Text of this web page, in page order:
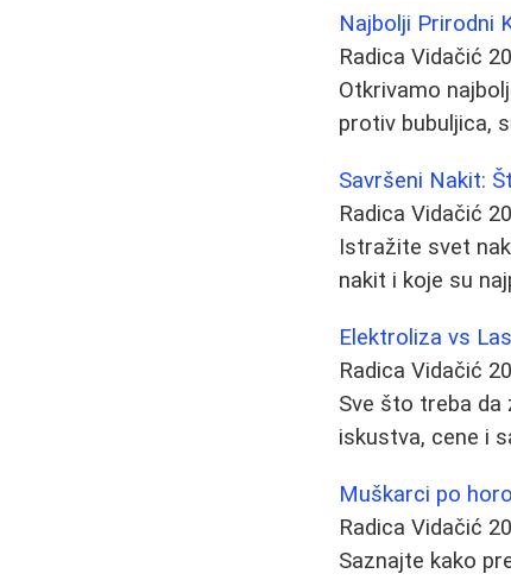
Najbolji Prirodni
Radica Vidačić
Otkrivamo
protiv bubuljica,
Savršeni Nakit:
Radica Vidačić
Istražite svet
nakit i koje su
Elektroliza vs
Radica Vidačić
Sve što treba da
iskustva, cene i
Muškarci po
Radica Vidačić
Saznajte kako